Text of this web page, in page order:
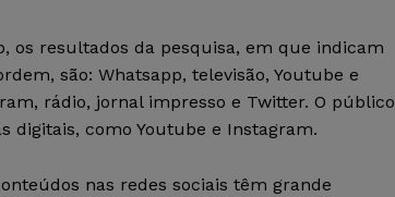
os resultados da pesquisa, em que indicam
são: Whatsapp, televisão, Youtube e
rádio, jornal impresso e Twitter. O público
digitais, como Youtube e Instagram.
nas redes sociais têm grande